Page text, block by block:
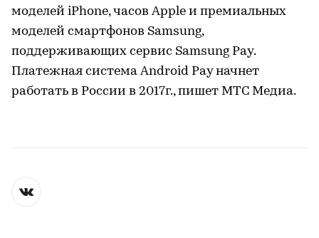
моделей iPhone, часов Apple и премиальных
моделей смартфонов Samsung,
поддерживающих сервис Samsung Pay.
Платежная система Android Pay начнет
работать в России в 2017г., пишет МТС Медиа.